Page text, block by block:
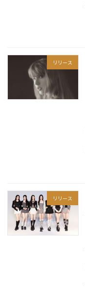
リリース
リリース